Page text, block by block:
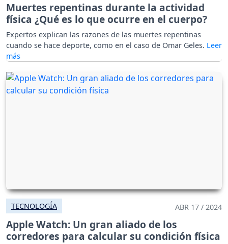
Muertes repentinas durante la actividad
física ¿Qué es lo que ocurre en el cuerpo?
Expertos explican las razones de las muertes repentinas
cuando se hace deporte, como en el caso de Omar Geles.
TECNOLOGÍA ABR 17 / 2024
Apple Watch: Un gran aliado de los
corredores para calcular su condición física